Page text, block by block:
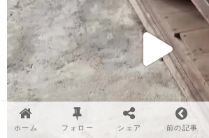
ホーム フォロー シェア 前の記事